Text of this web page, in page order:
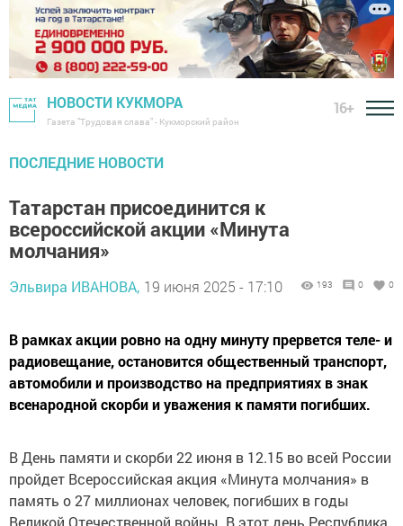
НОВОСТИ КУКМОРА
Газета "Трудовая слава" - Кукморский район
16+
ПОСЛЕДНИЕ НОВОСТИ
Татарстан присоединится к
всероссийской акции «Минута
молчания»
Эльвира ИВАНОВА, 19 июня 2025 - 17:10 193 0 0
В рамках акции ровно на одну минуту прервется теле- и
радиовещание, остановится общественный транспорт,
автомобили и производство на предприятиях в знак
всенародной скорби и уважения к памяти погибших.
В День памяти и скорби 22 июня в 12.15 во всей России
пройдет Всероссийская акция «Минута молчания» в
память о 27 миллионах человек, погибших в годы